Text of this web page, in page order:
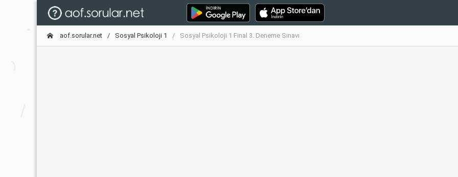
aof.sorular.net Sosyal Psikoloji 1 Sosyal Psikoloji 1 Final 3. Deneme Sınavı